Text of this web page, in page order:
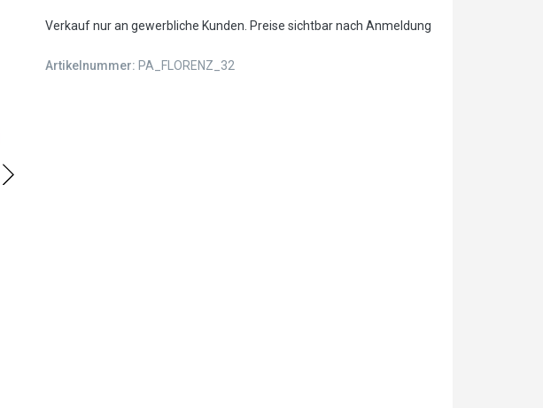
Verkauf nur an gewerbliche Kunden. Preise sichtbar nach Anmeldung
Artikelnummer: PA_FLORENZ_32